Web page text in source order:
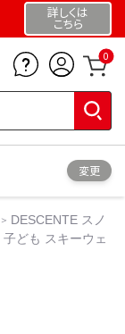
詳しくは
こちら
0
変更
DESCENTE スノ
ども スキーウェ